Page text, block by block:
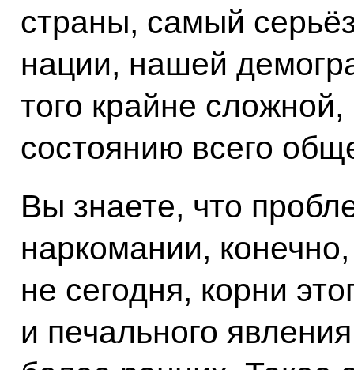
страны, самый
нации, нашей
того крайне
состоянию всего
Вы знаете, что
наркомании,
не сегодня, корни
и печального